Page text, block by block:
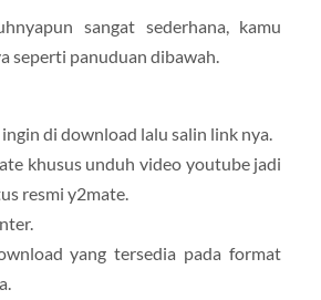
sangat sederhana, kamu
seperti panuduan dibawah.
di download lalu salin link nya.
khusus unduh video youtube jadi
resmi y2mate.
yang tersedia pada format